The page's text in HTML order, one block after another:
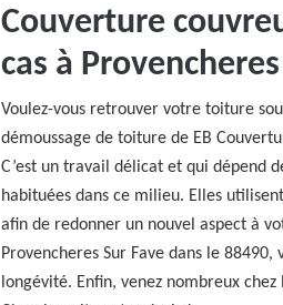
Couverture
cas à
Voulez-vous retrouver votre toiture
démoussage de toiture de EB
C’est un travail délicat et qui dépend
habituées dans ce milieu. Elles
afin de redonner un nouvel aspect à
Provencheres Sur Fave dans le
longévité. Enfin, venez nombreux